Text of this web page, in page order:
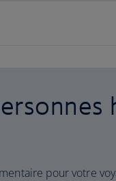
pour votre